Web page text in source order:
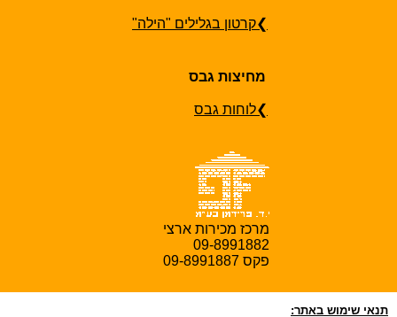
❯קרטון בגלילים "הילה"
מחיצות גבס
❯לוחות גבס
מרכז מכירות ארצי
09-8991882
פקס 09-8991887
תנאי שימוש באתר: